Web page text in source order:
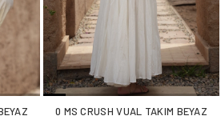
0 MS CRUSH VUAL TAKIM BEYAZ